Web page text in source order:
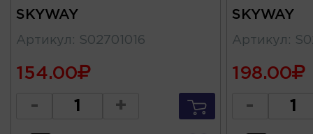
SKYWAY
Артикул : S02701016
154.00
- +
SKYWAY
Артикул :
198.00
-